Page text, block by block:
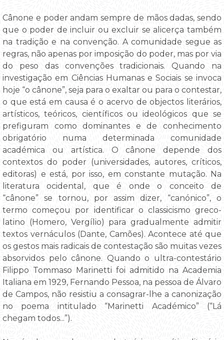
Cânone e poder andam sempre de mãos dadas, sendo
que o poder de incluir ou excluir se alicerça também
na tradição e na convenção. A comunidade segue as
regras, não apenas por imposição do poder, mas por via
do peso das convenções tradicionais. Quando na
investigação em Ciências Humanas e Sociais se invoca
hoje “o cânone”, seja para o exaltar ou para o contestar,
o que está em causa é o acervo de objectos literários,
artísticos, teóricos, científicos ou ideológicos que se
prefiguram como dominantes e de conhecimento
obrigatório numa determinada comunidade
académica ou artística. O cânone depende dos
contextos do poder (universidades, autores, críticos,
editoras) e está, por isso, em constante mutação. Na
literatura ocidental, que é onde o conceito de
“cânone” se tornou, por assim dizer, “canónico”, o
termo começou por identificar o classicismo greco-
latino (Homero, Vergílio) para gradualmente admitir
textos vernáculos (Dante, Camões). Acontece até que
os gestos mais radicais de contestação são muitas vezes
absorvidos pelo cânone. Quando o ultra-contestário
Filippo Tommaso Marinetti foi admitido na Academia
Italiana em 1929, Fernando Pessoa, na pessoa de Álvaro
de Campos, não resistiu a consagrar-lhe a canonização
no poema intitulado “Marinetti Académico” (“Lá
chegam todos...”).